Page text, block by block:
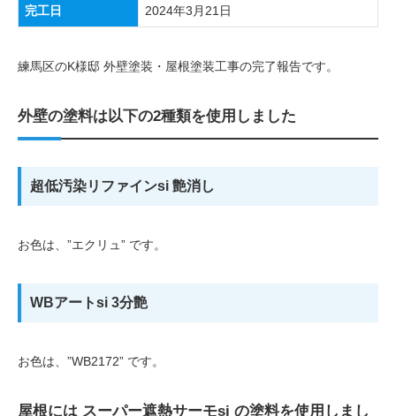
完工日 2024年3月21日
練馬区のK様邸 外壁塗装・屋根塗装工事の完了報告です。
外壁の塗料は以下の2種類を使用しました
超低汚染リファインsi 艶消し
お色は、”エクリュ” です。
WBアートsi 3分艶
お色は、”WB2172” です。
屋根には スーパー遮熱サーモsi の塗料を使用しまし